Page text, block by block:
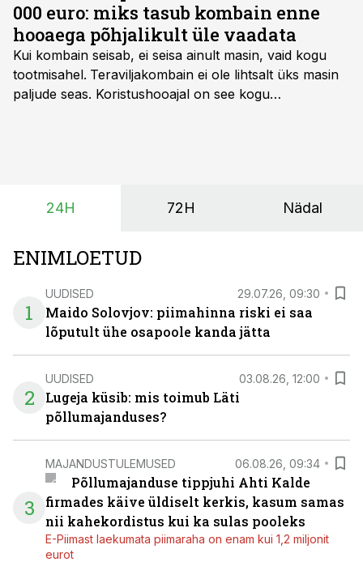
000 euro: miks tasub kombain enne
hooaega põhjalikult üle vaadata
Kui kombain seisab, ei seisa ainult masin, vaid kogu
tootmisahel. Teraviljakombain ei ole lihtsalt üks masin
paljude seas. Koristushooajal on see kogu
24H 72H Nädal
ENIMLOETUD
1
UUDISED 29.07.26, 09:30
Maido Solovjov: piimahinna riski ei saa
lõputult ühe osapoole kanda jätta
2
UUDISED 03.08.26, 12:00
Lugeja küsib: mis toimub Läti
põllumajanduses?
3
MAJANDUSTULEMUSED 06.08.26, 09:34
Põllumajanduse tippjuhi Ahti Kalde
firmades käive üldiselt kerkis, kasum samas
nii kahekordistus kui ka sulas pooleks
E-Piimast laekumata piimaraha on enam kui 1,2 miljonit
eurot